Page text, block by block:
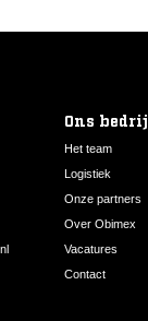
Ons
Het team
Logistiek
Onze partners
Over Obimex
Vacatures
Contact